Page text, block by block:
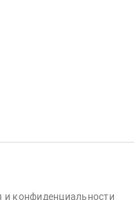
и конфиденциальности